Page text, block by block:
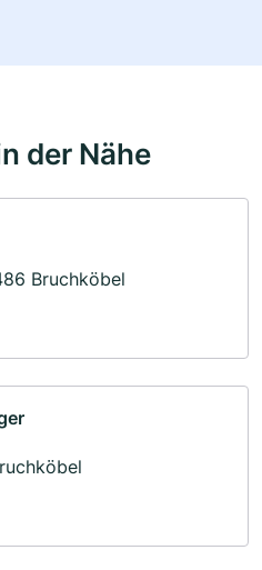
der Nähe
Bruchköbel